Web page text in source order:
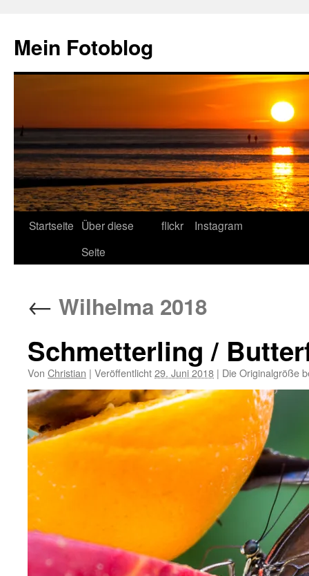
springen
Mein Fotoblog
Startseite Über diese
Seite
flickr Instagram
← Wilhelma 2018
Schmetterling /
Von Christian | Veröffentlicht29. Juni 2018 | Die Originalgröße